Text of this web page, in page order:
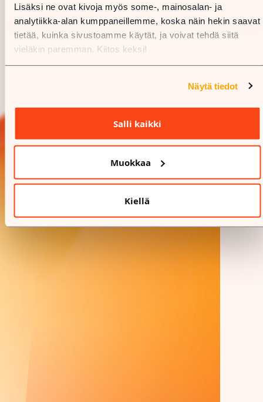
Lisäksi ne ovat kivoja myös some-, mainosalan- ja
analytiikka-alan kumppaneillemme, koska näin hekin saavat
tietää, kuinka sivustoamme käytät, ja voivat tehdä siitä
vieläkin paremman. Kiitos keksi!
Näytä tiedot
Salli kaikki
Muokkaa
Kiellä